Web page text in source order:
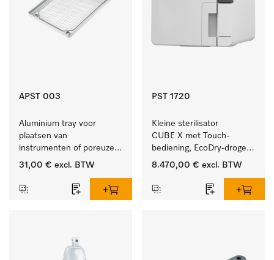
APST 003
Aluminium tray voor
plaatsen van
instrumenten of poreuze
goederen, klein.
31,00 € excl. BTW
PST 1720
Kleine sterilisator
CUBE X met Touch-
bediening, EcoDry-drogen
en instrumentcapaciteit
8.470,00 € excl. BTW